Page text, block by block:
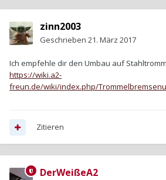
zinn2003
Geschrieben 21. März 2017
Ich empfehle dir den Umbau auf
https://wiki.a2-
freun.de/wiki/index.php/
Zitieren
DerWeißeA2